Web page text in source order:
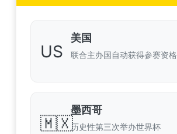
US
美国
联合主办国自动获得参赛资格
🇲🇽
墨西哥
历史性第三次举办世界杯